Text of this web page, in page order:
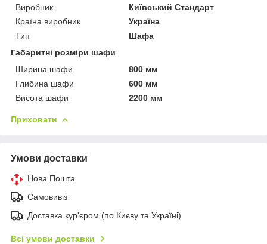
Виробник
Київський Стандарт
Країна виробник
Україна
Тип
Шафа
Габаритні розміри шафи
Ширина шафи
800 мм
Глибина шафи
600 мм
Висота шафи
2200 мм
Приховати
Умови доставки
Нова Пошта
Самовивіз
Доставка кур'єром (по Києву та Україні)
Всі умови доставки